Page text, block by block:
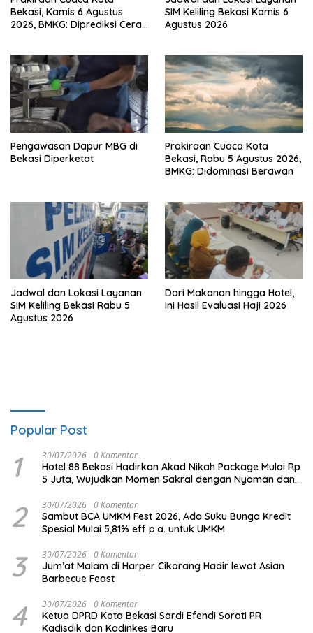
Bekasi, Kamis 6 Agustus
2026, BMKG: Diprediksi Cerah
SIM Keliling Bekasi Kamis 6
Agustus 2026
Pengawasan Dapur MBG di
Bekasi Diperketat
Prakiraan Cuaca Kota
Bekasi, Rabu 5 Agustus 2026,
BMKG: Didominasi Berawan
Jadwal dan Lokasi Layanan
SIM Keliling Bekasi Rabu 5
Agustus 2026
Dari Makanan hingga Hotel,
Ini Hasil Evaluasi Haji 2026
Popular Post
1 30/07/2026 0 Komentar
Hotel 88 Bekasi Hadirkan Akad Nikah Package Mulai Rp
5 Juta, Wujudkan Momen Sakral dengan Nyaman dan
2 30/07/2026 0 Komentar
Sambut BCA UMKM Fest 2026, Ada Suku Bunga Kredit
Spesial Mulai 5,81% eff p.a. untuk UMKM
3 30/07/2026 0 Komentar
Jum’at Malam di Harper Cikarang Hadir lewat Asian
Barbecue Feast
4 30/07/2026 0 Komentar
Ketua DPRD Kota Bekasi Sardi Efendi Soroti PR
Kadisdik dan Kadinkes Baru